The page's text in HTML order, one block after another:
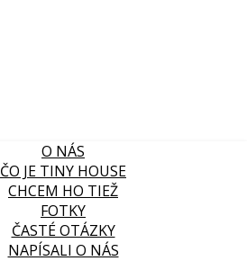
O NÁS
ČO JE TINY HOUSE
CHCEM HO TIEŽ
FOTKY
ČASTÉ OTÁZKY
NAPÍSALI O NÁS